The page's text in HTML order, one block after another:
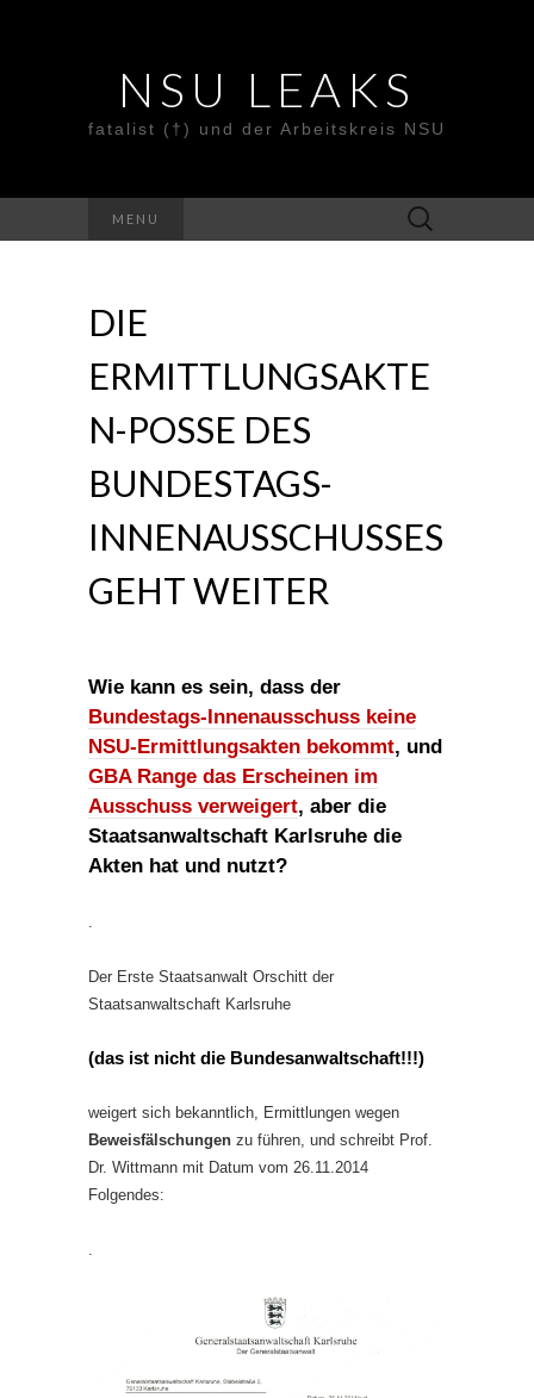
NSU LEAKS
fatalist (†) und der Arbeitskreis NSU
MENU
Suche
nach:
DIE
ERMITTLUNGSAKTE
N-POSSE DES
BUNDESTAGS-
INNENAUSSCHUSSES
GEHT WEITER
Wie kann es sein, dass der
Bundestags-Innenausschuss keine
NSU-Ermittlungsakten bekommt, und
GBA Range das Erscheinen im
Ausschuss verweigert, aber die
Staatsanwaltschaft Karlsruhe die
Akten hat und nutzt?
.
Der Erste Staatsanwalt Orschitt der
Staatsanwaltschaft Karlsruhe
(das ist nicht die Bundesanwaltschaft!!!)
weigert sich bekanntlich, Ermittlungen wegen
Beweisfälschungen zu führen, und schreibt Prof.
Dr. Wittmann mit Datum vom 26.11.2014
Folgendes:
.